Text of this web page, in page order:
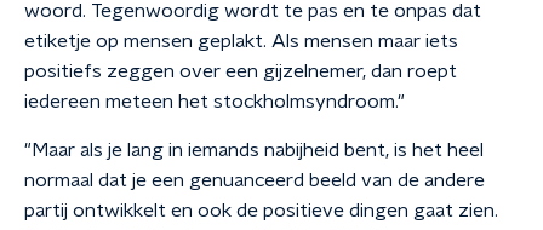
woord. Tegenwoordig wordt te pas en te onpas dat
etiketje op mensen geplakt. Als mensen maar iets
positiefs zeggen over een gijzelnemer, dan roept
iedereen meteen het stockholmsyndroom."
"Maar als je lang in iemands nabijheid bent, is het heel
normaal dat je een genuanceerd beeld van de andere
partij ontwikkelt en ook de positieve dingen gaat zien.